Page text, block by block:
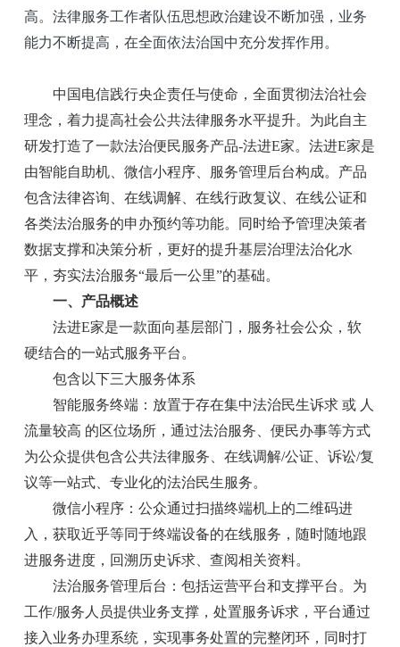
高。法律服务工作者队伍思想政治建设不断加强，业务
能力不断提高，在全面依法治国中充分发挥作用。
中国电信践行央企责任与使命，全面贯彻法治社会
理念，着力提高社会公共法律服务水平提升。为此自主
研发打造了一款法治便民服务产品-法进E家。法进E家是
由智能自助机、微信小程序、服务管理后台构成。产品
包含法律咨询、在线调解、在线行政复议、在线公证和
各类法治服务的申办预约等功能。同时给予管理决策者
数据支撑和决策分析，更好的提升基层治理法治化水
平，夯实法治服务“最后一公里”的基础。
一、产品概述
法进E家是一款面向基层部门，服务社会公众，软
硬结合的一站式服务平台。
包含以下三大服务体系
智能服务终端：放置于存在集中法治民生诉求 或 人
流量较高 的区位场所，通过法治服务、便民办事等方式
为公众提供包含公共法律服务、在线调解/公证、诉讼/复
议等一站式、专业化的法治民生服务。
微信小程序：公众通过扫描终端机上的二维码进
入，获取近乎等同于终端设备的在线服务，随时随地跟
进服务进度，回溯历史诉求、查阅相关资料。
法治服务管理后台：包括运营平台和支撑平台。为
工作/服务人员提供业务支撑，处置服务诉求，平台通过
接入业务办理系统，实现事务处置的完整闭环，同时打